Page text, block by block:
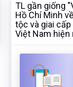
TL gần giống
Hồ Chí Minh
tộc và giai
Việt Nam hiện